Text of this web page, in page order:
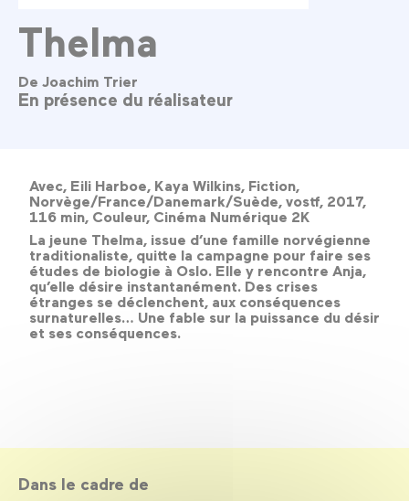
Thelma
De Joachim Trier
En présence du réalisateur
Avec, Eili Harboe, Kaya Wilkins, Fiction,
Norvège/France/Danemark/Suède, vostf, 2017,
116 min, Couleur, Cinéma Numérique 2K
La jeune Thelma, issue d’une famille norvégienne
traditionaliste, quitte la campagne pour faire ses
études de biologie à Oslo. Elle y rencontre Anja,
qu’elle désire instantanément. Des crises
étranges se déclenchent, aux conséquences
surnaturelles… Une fable sur la puissance du désir
et ses conséquences.
Dans le cadre de